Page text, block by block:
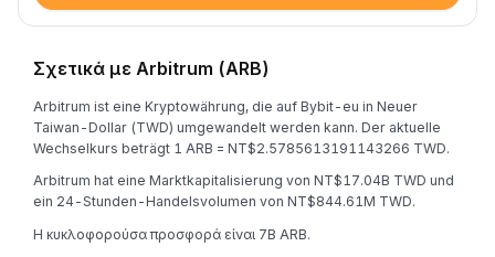
Σχετικά με Arbitrum (ARB)
Arbitrum ist eine Kryptowährung, die auf Bybit-eu in Neuer
Taiwan-Dollar (TWD) umgewandelt werden kann. Der aktuelle
Wechselkurs beträgt 1 ARB = NT$2.5785613191143266 TWD.
Arbitrum hat eine Marktkapitalisierung von NT$17.04B TWD und
ein 24-Stunden-Handelsvolumen von NT$844.61M TWD.
Η κυκλοφορούσα προσφορά είναι 7B ARB.